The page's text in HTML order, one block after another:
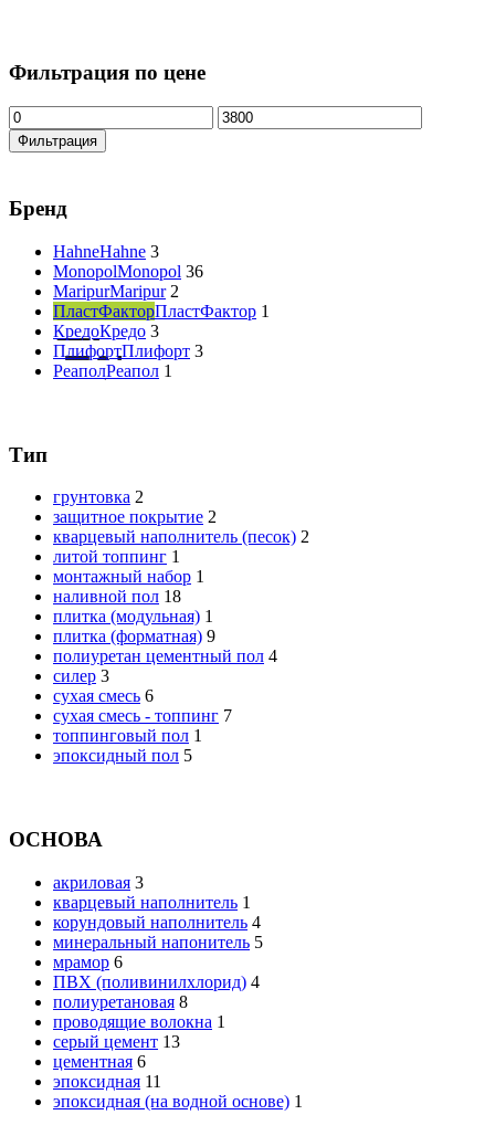
Фильтрация по цене
Фильтрация
Бренд
HahneHahne 3
MonopolMonopol 36
MaripurMaripur 2
ПластФакторПластФактор 1
КредоКредо 3
ПлифортПлифорт 3
РеаполРеапол 1
Тип
грунтовка 2
защитное покрытие 2
кварцевый наполнитель (песок) 2
литой топпинг 1
монтажный набор 1
наливной пол 18
плитка (модульная) 1
плитка (форматная) 9
полиуретан цементный пол 4
силер 3
сухая смесь 6
сухая смесь - топпинг 7
топпинговый пол 1
эпоксидный пол 5
ОСНОВА
акриловая 3
кварцевый наполнитель 1
корундовый наполнитель 4
минеральный напонитель 5
мрамор 6
ПВХ (поливинилхлорид) 4
полиуретановая 8
проводящие волокна 1
серый цемент 13
цементная 6
эпоксидная 11
эпоксидная (на водной основе) 1